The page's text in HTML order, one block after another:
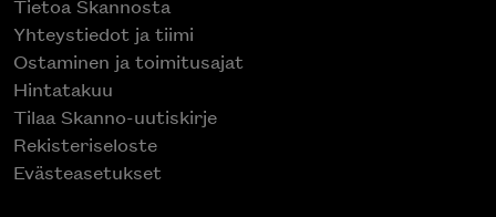
Tietoa Skannosta
Yhteystiedot ja tiimi
Ostaminen ja toimitusajat
Hintatakuu
Tilaa Skanno-uutiskirje
Rekisteriseloste
Evästeasetukset